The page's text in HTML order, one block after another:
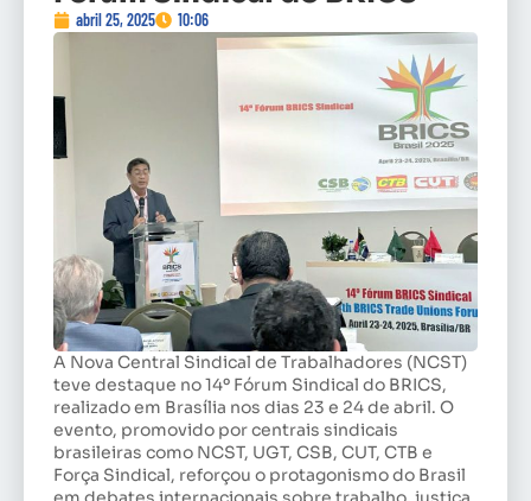
abril 25, 2025 10:06
A Nova Central Sindical de Trabalhadores (NCST)
teve destaque no 14º Fórum Sindical do BRICS,
realizado em Brasília nos dias 23 e 24 de abril. O
evento, promovido por centrais sindicais
brasileiras como NCST, UGT, CSB, CUT, CTB e
Força Sindical, reforçou o protagonismo do Brasil